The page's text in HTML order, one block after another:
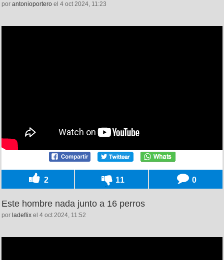
por antonioportero el 4 oct 2024, 11:23
2 11 0
Este hombre nada junto a 16 perros
por ladeflix el 4 oct 2024, 11:52